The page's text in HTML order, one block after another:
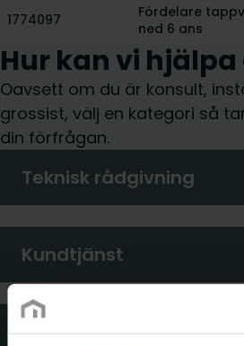
1774097
Fördelare
ned 6 ans
Hur kan vi hjälpa
Oavsett om du är konsult,
grossist, välj en kategori så
din förfrågan.
Teknisk rådgivning
Kundtjänst
Vanliga frågor